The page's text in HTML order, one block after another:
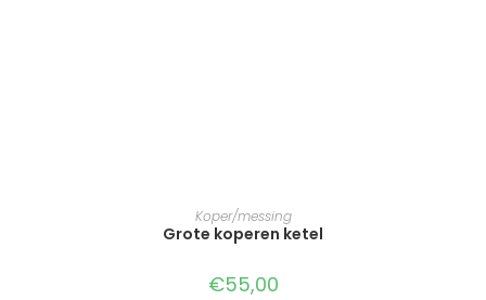
TOEVOEGEN AAN WINKELWAGEN
Koper/messing
Grote koperen ketel
€55,00